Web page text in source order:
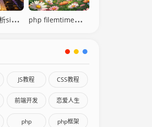
php XML解析simplexml php filemtime修改时间
JS教程 CSS教程
前端开发 恋爱人生
php php框架